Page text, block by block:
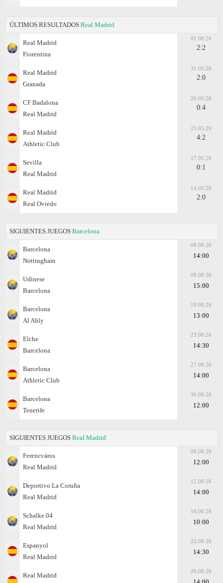
ÚLTIMOS RESULTADOS Real Madrid
Real Madrid
Fiorentina
01.08.26
2:2
Real Madrid
Granada
31.05.26
2:0
CF Badalona
Real Madrid
26.05.26
0:4
Real Madrid
Athletic Club
23.05.26
4:2
Sevilla
Real Madrid
17.05.26
0:1
Real Madrid
Real Oviedo
14.05.26
2:0
SIGUIENTES JUEGOS Barcelona
Barcelona
Nottingham
08.08.26
14:00
Udinese
Barcelona
08.08.26
15:00
Barcelona
Al Ahly
19.08.26
13:00
Elche
Barcelona
23.08.26
14:30
Barcelona
Athletic Club
27.08.26
14:00
Barcelona
Tenerife
30.08.26
12:00
SIGUIENTES JUEGOS Real Madrid
Ferencváros
Real Madrid
08.08.26
12:00
Deportivo La Coruña
Real Madrid
12.08.26
14:00
Schalke 04
Real Madrid
16.08.26
10:00
Espanyol
Real Madrid
22.08.26
14:30
Real Madrid
26.08.26